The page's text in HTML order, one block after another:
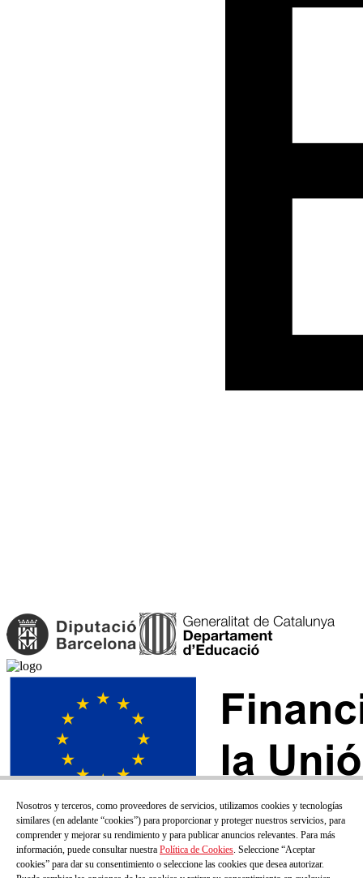
Nosotros y terceros, como proveedores de servicios, utilizamos cookies y tecnologías
similares (en adelante “cookies”) para proporcionar y proteger nuestros servicios, para
comprender y mejorar su rendimiento y para publicar anuncios relevantes. Para más
información, puede consultar nuestra Política de Cookies. Seleccione “Aceptar
cookies” para dar su consentimiento o seleccione las cookies que desea autorizar.